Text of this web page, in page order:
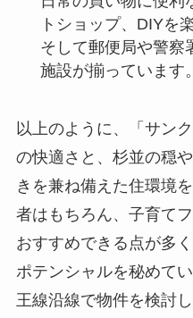
トショップ、DIYを
そして郵便局や警察
施設が揃っています。
以上のように、「サン
の快適さと、杉並の穏
きを兼ね備えた住環境
者はもちろん、子育て
おすすめできる点が多
ポテンシャルを秘めて
王線沿線で物件を検討